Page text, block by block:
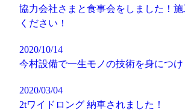
協力会社さまと食事会をしました！
ください！
2020/10/14
今村設備で一生モノの技術を身につけ
2020/03/04
2tワイドロング 納車されました！